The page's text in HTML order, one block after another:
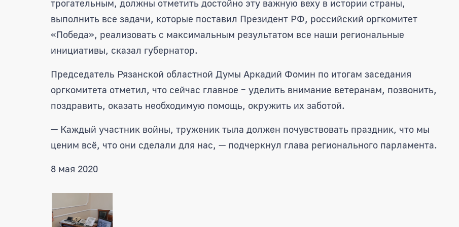
трогательным, должны отметить достойно эту важную веху в истории страны,
выполнить все задачи, которые поставил Президент РФ, российский оргкомитет
«Победа», реализовать с максимальным результатом все наши региональные
инициативы, сказал губернатор.
Председатель Рязанской областной Думы Аркадий Фомин по итогам заседания
оргкомитета отметил, что сейчас главное – уделить внимание ветеранам, позвонить,
поздравить, оказать необходимую помощь, окружить их заботой.
— Каждый участник войны, труженик тыла должен почувствовать праздник, что мы
ценим всё, что они сделали для нас, — подчеркнул глава регионального парламента.
8 мая 2020